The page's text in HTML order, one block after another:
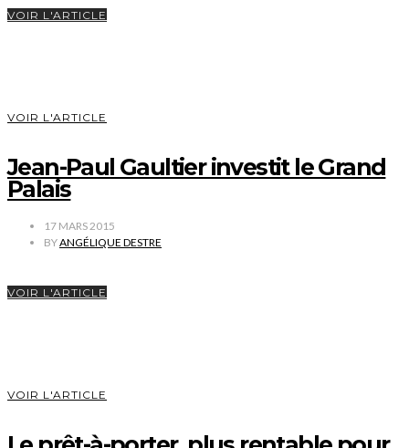
VOIR L'ARTICLE
VOIR L'ARTICLE
Jean-Paul Gaultier investit le Grand
Palais
17 MARS 2015
BYANGÉLIQUE DESTRE
VOIR L'ARTICLE
VOIR L'ARTICLE